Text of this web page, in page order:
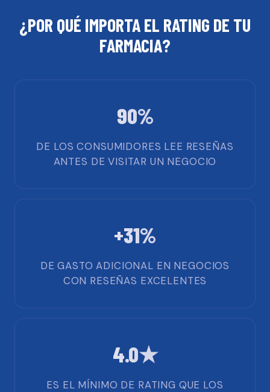
¿POR QUÉ IMPORTA EL RATING DE TU
FARMACIA?
90%
DE LOS CONSUMIDORES LEE RESEÑAS
ANTES DE VISITAR UN NEGOCIO
+31%
DE GASTO ADICIONAL EN NEGOCIOS
CON RESEÑAS EXCELENTES
4.0★
ES EL MÍNIMO DE RATING QUE LOS